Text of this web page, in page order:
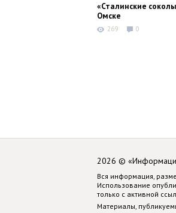
«Сталинские
Омске
269 0
2026 ©
Вся информация,
Использование
только с активной
Материалы,